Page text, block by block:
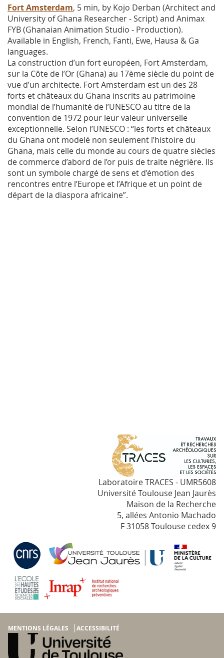
Fort Amsterdam, 5 min, by Kojo Derban (Architect and
University of Ghana Researcher - Script) and Animax
FYB (Ghanaian Animation Studio - Production).
Available in English, French, Fanti, Ewe, Hausa & Ga
languages.
La construction d’un fort européen, Fort Amsterdam,
sur la Côte de l’Or (Ghana) au 17ème siècle du point de
vue d’un architecte. Fort Amsterdam est un des 28
forts et châteaux du Ghana inscrits au patrimoine
mondial de l’humanité de l’UNESCO au titre de la
convention de 1972 pour leur valeur universelle
exceptionnelle. Selon l’UNESCO : “les forts et châteaux
du Ghana ont modelé non seulement l’histoire du
Ghana, mais celle du monde au cours de quatre siècles
de commerce d’abord de l’or puis de traite négrière. Ils
sont un symbole chargé de sens et d’émotion des
rencontres entre l’Europe et l’Afrique et un point de
départ de la diaspora africaine”.
Laboratoire TRACES - UMR5608
Université Toulouse Jean Jaurès
Maison de la Recherche
5, allées Antonio Machado
F 31058 Toulouse cedex 9
MENTIONS LÉGALES ACCESSIBILITÉ